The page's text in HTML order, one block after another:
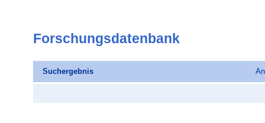
Forschungsdatenbank
Suchergebnis